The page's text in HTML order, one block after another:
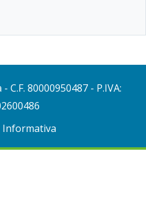
- C.F. 80000950487 - P.IVA:
Informativa